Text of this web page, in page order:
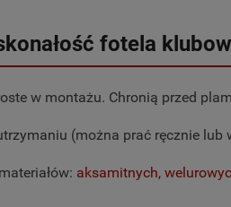
fotela
w montażu. Chronią przed
(można prać ręcznie lub
aksamitnych,